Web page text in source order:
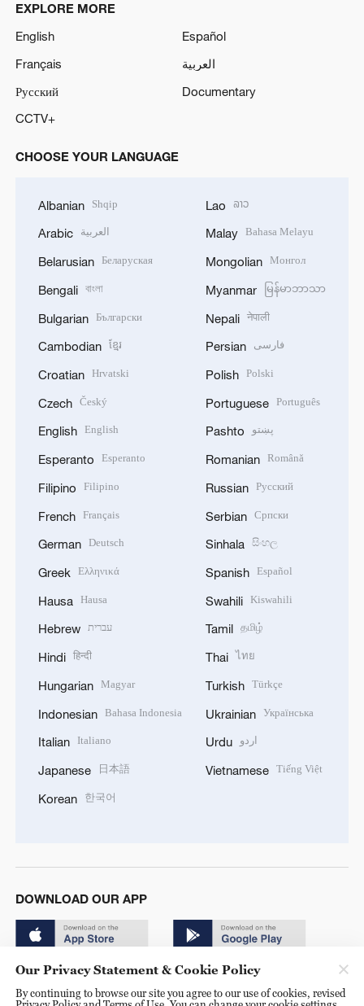
EXPLORE MORE
English
Español
Français
العربية
Русский
Documentary
CCTV+
CHOOSE YOUR LANGUAGE
Albanian Shqip
Arabic العربية
Belarusian Беларуская
Bengali বাংলা
Bulgarian Български
Cambodian ខ្មែរ
Croatian Hrvatski
Czech Český
English English
Esperanto Esperanto
Filipino Filipino
French Français
German Deutsch
Greek Ελληνικά
Hausa Hausa
Hebrew עברית
Hindi हिन्दी
Hungarian Magyar
Indonesian Bahasa Indonesia
Italian Italiano
Japanese 日本語
Korean 한국어
Lao ລາວ
Malay Bahasa Melayu
Mongolian Монгол
Myanmar မြန်မာဘာသာ
Nepali नेपाली
Persian فارسی
Polish Polski
Portuguese Português
Pashto پښتو
Romanian Română
Russian Русский
Serbian Српски
Sinhala සිංහල
Spanish Español
Swahili Kiswahili
Tamil தமிழ்
Thai ไทย
Turkish Türkçe
Ukrainian Українська
Urdu اردو
Vietnamese Tiếng Việt
DOWNLOAD OUR APP
Our Privacy Statement & Cookie Policy
By continuing to browse our site you agree to our use of cookies, revised